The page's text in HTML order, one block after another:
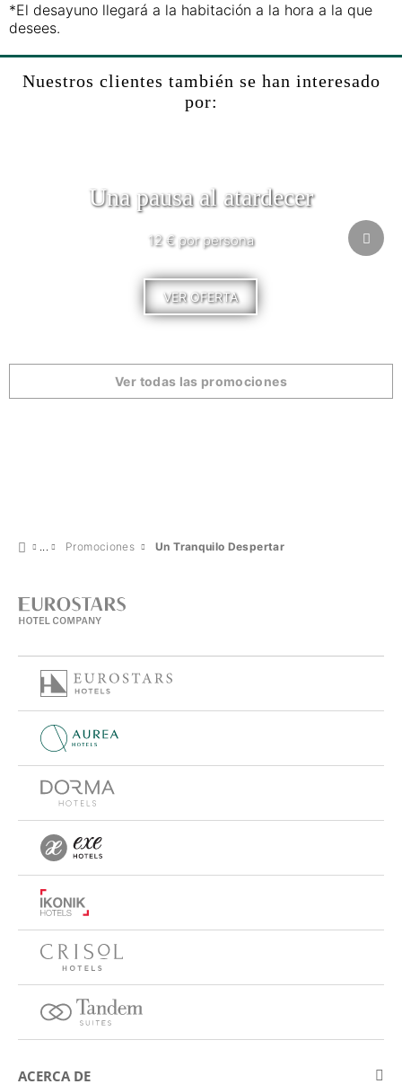
*El desayuno llegará a la habitación a la hora a la que
desees.
Nuestros clientes también se han interesado
por:
Una pausa al atardecer
12 € por persona
VER OFERTA
Ver todas las promociones
Promociones Un Tranquilo Despertar
ACERCA DE